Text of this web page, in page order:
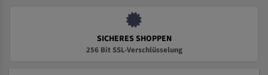
SICHERES SHOPPEN
256 Bit SSL-Verschlüsselung